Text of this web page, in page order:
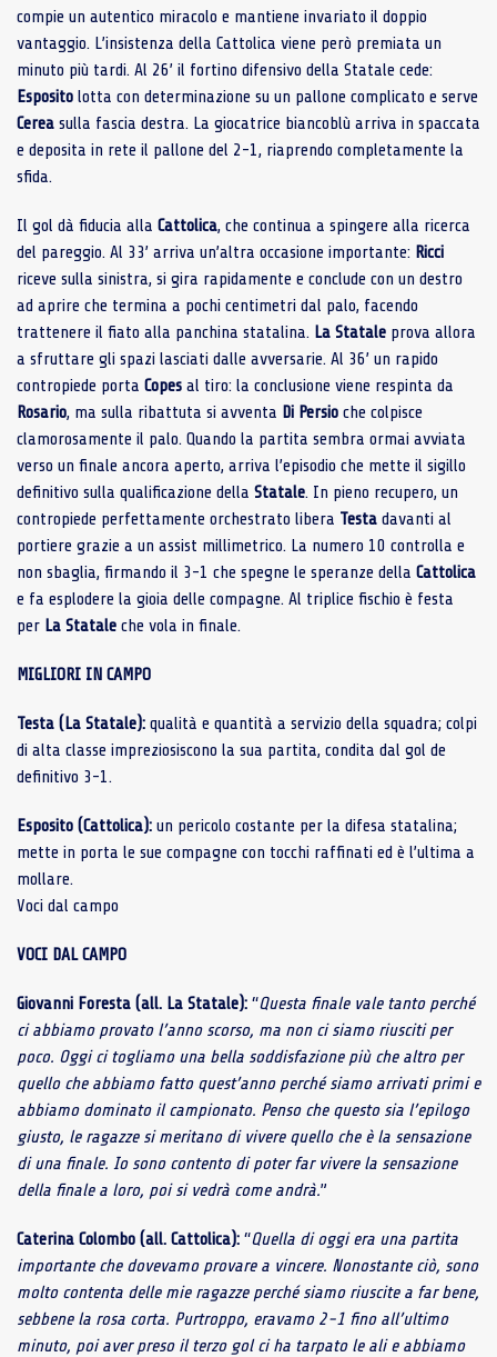
compie un autentico miracolo e mantiene invariato il doppio
vantaggio. L’insistenza della Cattolica viene però premiata un
minuto più tardi. Al 26’ il fortino difensivo della Statale cede:
Esposito lotta con determinazione su un pallone complicato e serve
Cerea sulla fascia destra. La giocatrice biancoblù arriva in spaccata
e deposita in rete il pallone del 2-1, riaprendo completamente la
sfida.
Il gol dà fiducia alla Cattolica, che continua a spingere alla ricerca
del pareggio. Al 33’ arriva un’altra occasione importante: Ricci
riceve sulla sinistra, si gira rapidamente e conclude con un destro
ad aprire che termina a pochi centimetri dal palo, facendo
trattenere il fiato alla panchina statalina. La Statale prova allora
a sfruttare gli spazi lasciati dalle avversarie. Al 36’ un rapido
contropiede porta Copes al tiro: la conclusione viene respinta da
Rosario, ma sulla ribattuta si avventa Di Persio che colpisce
clamorosamente il palo. Quando la partita sembra ormai avviata
verso un finale ancora aperto, arriva l’episodio che mette il sigillo
definitivo sulla qualificazione della Statale. In pieno recupero, un
contropiede perfettamente orchestrato libera Testa davanti al
portiere grazie a un assist millimetrico. La numero 10 controlla e
non sbaglia, firmando il 3-1 che spegne le speranze della Cattolica
e fa esplodere la gioia delle compagne. Al triplice fischio è festa
per La Statale che vola in finale.
MIGLIORI IN CAMPO
Testa (La Statale): qualità e quantità a servizio della squadra; colpi
di alta classe impreziosiscono la sua partita, condita dal gol de
definitivo 3-1.
Esposito (Cattolica): un pericolo costante per la difesa statalina;
mette in porta le sue compagne con tocchi raffinati ed è l’ultima a
mollare.
Voci dal campo
VOCI DAL CAMPO
Giovanni Foresta (all. La Statale): “Questa finale vale tanto perché
ci abbiamo provato l’anno scorso, ma non ci siamo riusciti per
poco. Oggi ci togliamo una bella soddisfazione più che altro per
quello che abbiamo fatto quest’anno perché siamo arrivati primi e
abbiamo dominato il campionato. Penso che questo sia l’epilogo
giusto, le ragazze si meritano di vivere quello che è la sensazione
di una finale. Io sono contento di poter far vivere la sensazione
della finale a loro, poi si vedrà come andrà.”
Caterina Colombo (all. Cattolica): “Quella di oggi era una partita
importante che dovevamo provare a vincere. Nonostante ciò, sono
molto contenta delle mie ragazze perché siamo riuscite a far bene,
sebbene la rosa corta. Purtroppo, eravamo 2-1 fino all’ultimo
minuto, poi aver preso il terzo gol ci ha tarpato le ali e abbiamo